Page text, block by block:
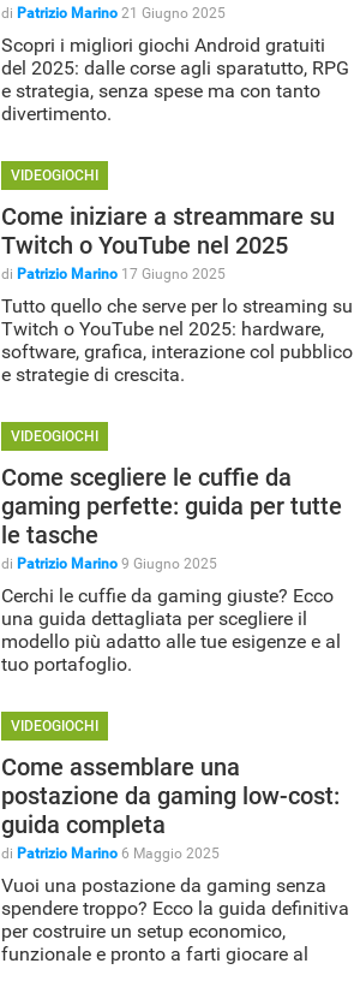
di Patrizio Marino 21 Giugno 2025
Scopri i migliori giochi Android gratuiti
del 2025: dalle corse agli sparatutto, RPG
e strategia, senza spese ma con tanto
divertimento.
VIDEOGIOCHI
Come iniziare a streammare su
Twitch o YouTube nel 2025
di Patrizio Marino 17 Giugno 2025
Tutto quello che serve per lo streaming su
Twitch o YouTube nel 2025: hardware,
software, grafica, interazione col pubblico
e strategie di crescita.
VIDEOGIOCHI
Come scegliere le cuffie da
gaming perfette: guida per tutte
le tasche
di Patrizio Marino 9 Giugno 2025
Cerchi le cuffie da gaming giuste? Ecco
una guida dettagliata per scegliere il
modello più adatto alle tue esigenze e al
tuo portafoglio.
VIDEOGIOCHI
Come assemblare una
postazione da gaming low-cost:
guida completa
di Patrizio Marino 6 Maggio 2025
Vuoi una postazione da gaming senza
spendere troppo? Ecco la guida definitiva
per costruire un setup economico,
funzionale e pronto a farti giocare al